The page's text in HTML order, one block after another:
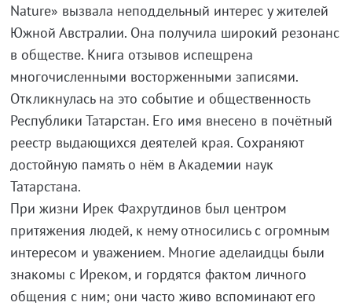
Nature» вызвала неподдельный интерес у жителей
Южной Австралии. Она получила широкий резонанс
в обществе. Книга отзывов испещрена
многочисленными восторженными записями.
Откликнулась на это событие и общественность
Республики Татарстан. Его имя внесено в почётный
реестр выдающихся деятелей края. Сохраняют
достойную память о нём в Академии наук
Татарстана.
При жизни Ирек Фахрутдинов был центром
притяжения людей, к нему относились с огромным
интересом и уважением. Многие аделаидцы были
знакомы с Иреком, и гордятся фактом личного
общения с ним; они часто живо вспоминают его